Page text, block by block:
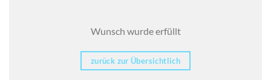
Wunsch wurde erfüllt
zurück zur Übersichtlich